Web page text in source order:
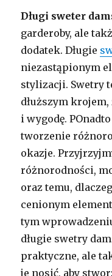
Długi sweter
garderoby, ale
dodatek. Długie
niezastąpionym
stylizacji. Swetry
dłuższym
i wygodę.
tworzenie
okazje.
różnorodności,
oraz temu,
cenionym
tym
długie swetry
praktyczne, ale
je nosić, aby